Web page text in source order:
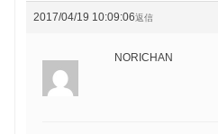
2017/04/19 10:09:06返信
NORICHAN